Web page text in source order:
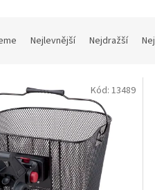
Nejlevnější Nejdražší
Kód: 13489